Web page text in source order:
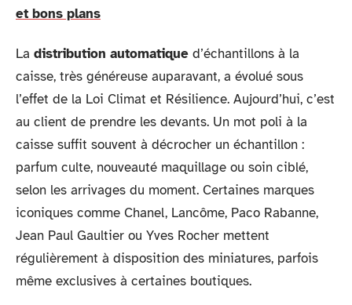
et bons plans
La distribution automatique d’échantillons à la
caisse, très généreuse auparavant, a évolué sous
l’effet de la Loi Climat et Résilience. Aujourd’hui, c’est
au client de prendre les devants. Un mot poli à la
caisse suffit souvent à décrocher un échantillon :
parfum culte, nouveauté maquillage ou soin ciblé,
selon les arrivages du moment. Certaines marques
iconiques comme Chanel, Lancôme, Paco Rabanne,
Jean Paul Gaultier ou Yves Rocher mettent
régulièrement à disposition des miniatures, parfois
même exclusives à certaines boutiques.